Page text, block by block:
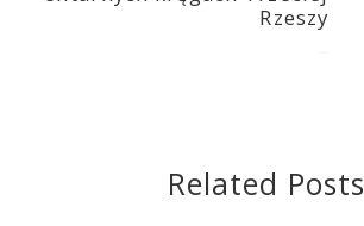
Rzeszy
Related Posts